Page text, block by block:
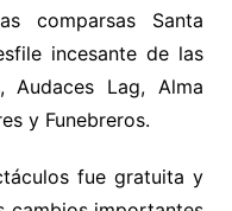
comparsas Santa
incesante de las
Audaces Lag, Alma
y Funebreros.
fue gratuita y